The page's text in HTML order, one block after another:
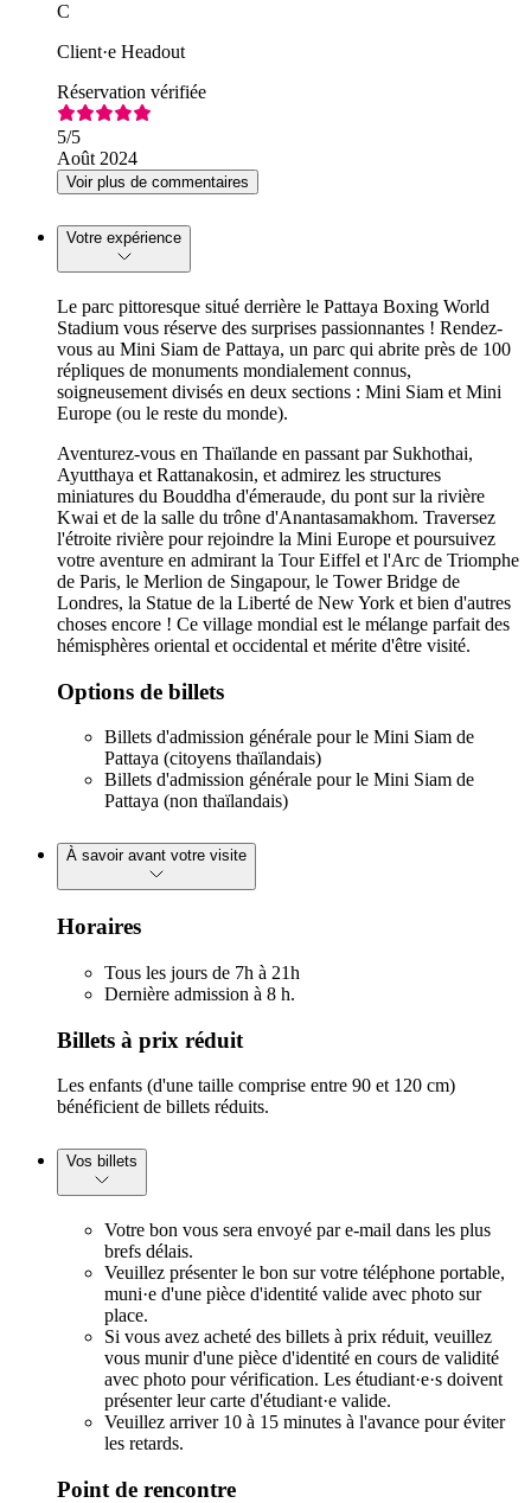
C
Client·e Headout
Réservation vérifiée
5/5
Août 2024
Voir plus de commentaires
Votre expérience
Le parc pittoresque situé derrière le Pattaya Boxing World
Stadium vous réserve des surprises passionnantes ! Rendez-
vous au Mini Siam de Pattaya, un parc qui abrite près de 100
répliques de monuments mondialement connus,
soigneusement divisés en deux sections : Mini Siam et Mini
Europe (ou le reste du monde).
Aventurez-vous en Thaïlande en passant par Sukhothai,
Ayutthaya et Rattanakosin, et admirez les structures
miniatures du Bouddha d'émeraude, du pont sur la rivière
Kwai et de la salle du trône d'Anantasamakhom. Traversez
l'étroite rivière pour rejoindre la Mini Europe et poursuivez
votre aventure en admirant la Tour Eiffel et l'Arc de Triomphe
de Paris, le Merlion de Singapour, le Tower Bridge de
Londres, la Statue de la Liberté de New York et bien d'autres
choses encore ! Ce village mondial est le mélange parfait des
hémisphères oriental et occidental et mérite d'être visité.
Options de billets
Billets d'admission générale pour le Mini Siam de
Pattaya (citoyens thaïlandais)
Billets d'admission générale pour le Mini Siam de
Pattaya (non thaïlandais)
À savoir avant votre visite
Horaires
Tous les jours de 7h à 21h
Dernière admission à 8 h.
Billets à prix réduit
Les enfants (d'une taille comprise entre 90 et 120 cm)
bénéficient de billets réduits.
Vos billets
Votre bon vous sera envoyé par e-mail dans les plus
brefs délais.
Veuillez présenter le bon sur votre téléphone portable,
muni·e d'une pièce d'identité valide avec photo sur
place.
Si vous avez acheté des billets à prix réduit, veuillez
vous munir d'une pièce d'identité en cours de validité
avec photo pour vérification. Les étudiant·e·s doivent
présenter leur carte d'étudiant·e valide.
Veuillez arriver 10 à 15 minutes à l'avance pour éviter
les retards.
Point de rencontre